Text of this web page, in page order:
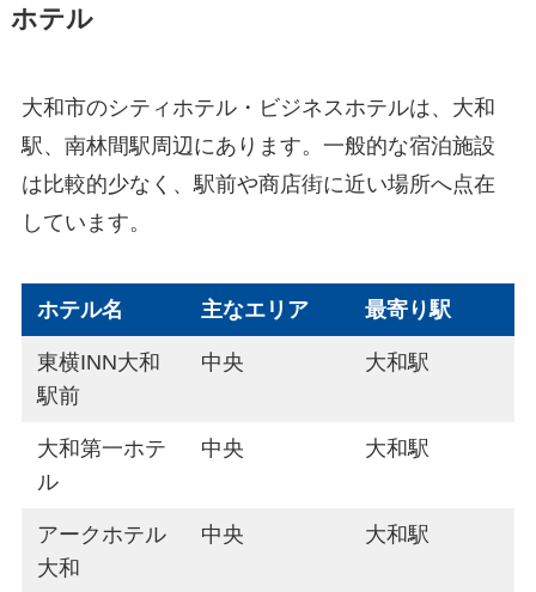
ホテル
大和市のシティホテル・ビジネスホテルは、大和
駅、南林間駅周辺にあります。一般的な宿泊施設
は比較的少なく、駅前や商店街に近い場所へ点在
しています。
ホテル名 主なエリア 最寄り駅
東横INN大和
駅前
中央 大和駅
大和第一ホテ
ル
中央 大和駅
アークホテル
大和
中央 大和駅